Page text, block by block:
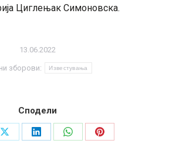
Циглењак Симоновска.
13.06.2022
зборови: Известувања
Сподели
Share
Share
Share
Share